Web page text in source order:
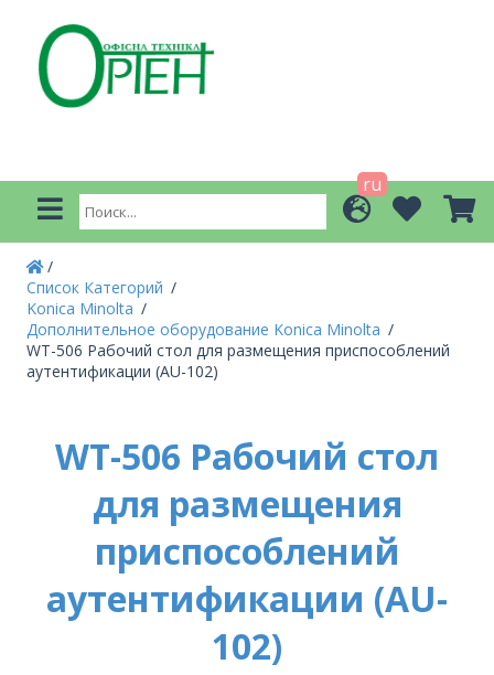
ru
Список Категорий
Konica Minolta
Дополнительное оборудование Konica Minolta
WT-506 Рабочий стол для размещения приспособлений
аутентификации (AU-102)
WT-506 Рабочий стол
для размещения
приспособлений
аутентификации (AU-
102)